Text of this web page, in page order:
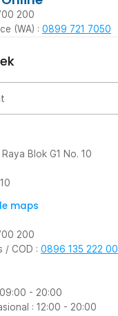
200
(WA) : 0899 721 7050
Blok G1 No. 10
maps
200
/ COD : 0896 135 222 00
09:00 - 20:00
: 12:00 - 20:00